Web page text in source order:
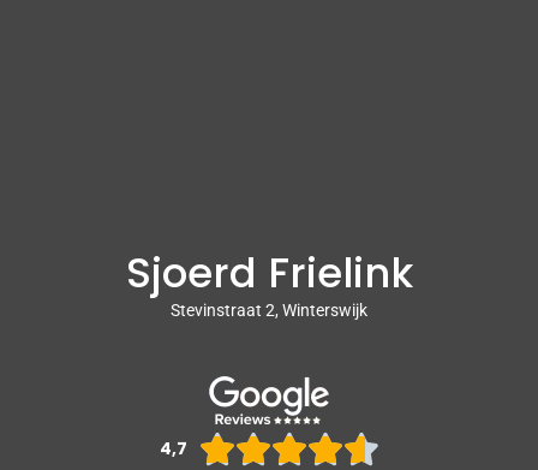
Sjoerd Frielink
Stevinstraat 2, Winterswijk
4,7 